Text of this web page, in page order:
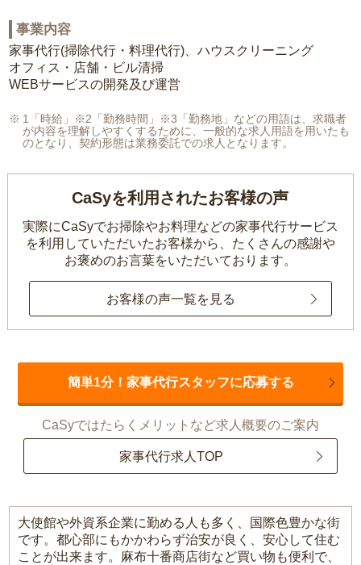
事業内容
家事代行(掃除代行・料理代行)、ハウスクリーニング
オフィス・店舗・ビル清掃
WEBサービスの開発及び運営
1「時給」※2「勤務時間」※3「勤務地」などの用語は、求職者
が内容を理解しやすくするために、一般的な求人用語を用いたも
のとなり、契約形態は業務委託での求人となります。
CaSyを利用されたお客様の声
実際にCaSyでお掃除やお料理などの家事代行サービス
を利用していただいたお客様から、 たくさんの感謝や
お褒めのお言葉をいただいております。
お客様の声一覧を見る
簡単1分！家事代行スタッフに応募する
CaSyではたらくメリットなど求人概要のご案内
家事代行求人TOP
大使館や外資系企業に勤める人も多く、国際色豊かな街
です。都心部にもかかわらず治安が良く、安心して住む
ことが出来ます。麻布十番商店街など買い物も便利で、